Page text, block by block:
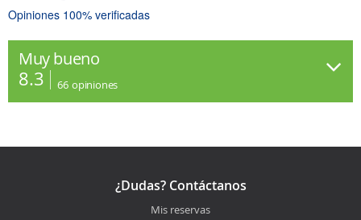
Opiniones 100% verificadas
Muy bueno
8.3 66 opiniones
¿Dudas? Contáctanos
Mis reservas